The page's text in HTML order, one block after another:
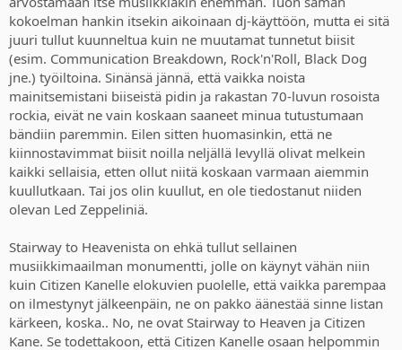
oikein hartaasti kuunnellen, mutta minäkään en ole onnistunut
ymmärtämään, mikä siinä kappaleessa on sellaista, että se löytyy
lukemattomien Top 100-kappalelistojen kärjestä tai ainakin
välittömästä kärjen läheisyydestä. Hieno kappale, kaunis, mutta se
absoluuttinen huikeus ei ole minullekaan vielä auennut.
kokoelman hankin itsekin aikoinaan dj-käyttöön, mutta ei sitä
juuri tullut kuunneltua kuin ne muutamat tunnetut biisit
(esim. Communication Breakdown, Rock'n'Roll, Black Dog
jne.) työiltoina. Sinänsä jännä, että vaikka noista
mainitsemistani biiseistä pidin ja rakastan 70-luvun rosoista
rockia, eivät ne vain koskaan saaneet minua tutustumaan
bändiin paremmin. Eilen sitten huomasinkin, että ne
kiinnostavimmat biisit noilla neljällä levyllä olivat melkein
kaikki sellaisia, etten ollut niitä koskaan varmaan aiemmin
kuullutkaan. Tai jos olin kuullut, en ole tiedostanut niiden
olevan Led Zeppeliniä.
Stairway to Heavenista on ehkä tullut sellainen
musiikkimaailman monumentti, jolle on käynyt vähän niin
kuin Citizen Kanelle elokuvien puolelle, että vaikka parempaa
on ilmestynyt jälkeenpäin, ne on pakko äänestää sinne listan
kärkeen, koska.. No, ne ovat Stairway to Heaven ja Citizen
Kane. Se todettakoon, että Citizen Kanelle osaan helpommin